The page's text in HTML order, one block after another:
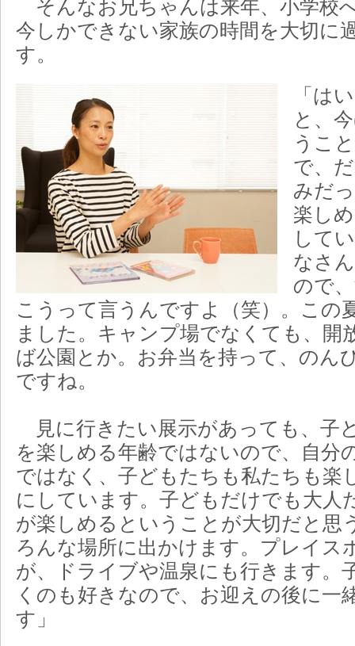
そんなお兄ちゃんは来年、小学校
今しかできない家族の時間を大切に
す。
「は
と、
うこ
で、
みだ
楽し
して
なさ
ので
こうって言うんですよ（笑）。この
ました。キャンプ場でなくても、開
ば公園とか。お弁当を持って、のん
ですね。
見に行きたい展示があっても、子
を楽しめる年齢ではないので、自分
ではなく、子どもたちも私たちも楽
にしています。子どもだけでも大人
が楽しめるということが大切だと思
ろんな場所に出かけます。プレイス
が、ドライブや温泉にも行きます。
くのも好きなので、お迎えの後に一
す」